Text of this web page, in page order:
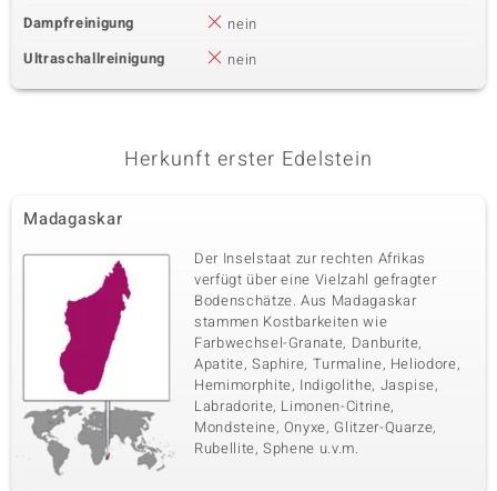
Dampfreinigung
nein
Ultraschallreinigung
nein
Herkunft erster Edelstein
Madagaskar
Der Inselstaat zur rechten Afrikas
verfügt über eine Vielzahl gefragter
Bodenschätze. Aus Madagaskar
stammen Kostbarkeiten wie
Farbwechsel-Granate, Danburite,
Apatite, Saphire, Turmaline, Heliodore,
Hemimorphite, Indigolithe, Jaspise,
Labradorite, Limonen-Citrine,
Mondsteine, Onyxe, Glitzer-Quarze,
Rubellite, Sphene u.v.m.